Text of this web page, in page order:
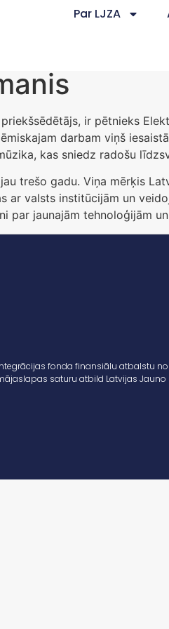
Par LJZA
priekšsēdētājs, ir pētnieks
darbam viņš
kas sniedz radošu
trešo gadu. Viņa mērķis
ar valsts institūcijām un
par jaunajām tehnoloģijām
fonda finansiālu atbalstu no
saturu atbild Latvijas Jauno